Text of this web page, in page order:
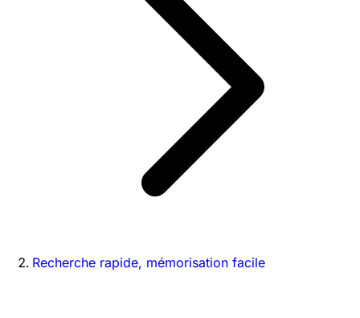
Recherche rapide, mémorisation facile